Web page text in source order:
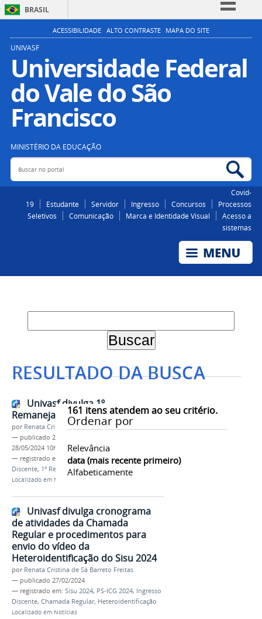
BRASIL
Simplifique!
Participe
Acesso à informação
Legislação
ACESSIBILIDADE ALTO CONTRASTE MAPA DO SITE
UNIVASF
Universidade Federal
do Vale do São
Francisco
MINISTÉRIO DA EDUCAÇÃO
Buscar no portal
Covid-
19
Estudante Servidor Ingresso Concursos
Processos
Seletivos
Comunicação Marca e Identidade Visual
Acesso a
sistemas
RESULTADO DA BUSCA
161 itens atendem ao seu critério.
Ordenar por
Relevância
data (mais recente primeiro)
Alfabeticamente
Univasf divulga 1º
Remanejamento do Sisu 2024
por Renata Cristina de Sá Barreto Freitas
— publicado 28/05/2024
28/05/2024 10h18
— registrado em:
Sisu 2024,PS-ICG 2024,Ingresso
Discente, 1º Remanejamento
Localizado em Notícias
Univasf divulga cronograma
de atividades da Chamada
Regular e procedimentos para
envio do vídeo da
Heteroidentificação do Sisu 2024
por Renata Cristina de Sá Barreto Freitas
— publicado 27/02/2024
— registrado em: Sisu 2024, PS-ICG 2024, Ingresso
Discente, Chamada Regular, Heteroidentificação
Localizado em Notícias